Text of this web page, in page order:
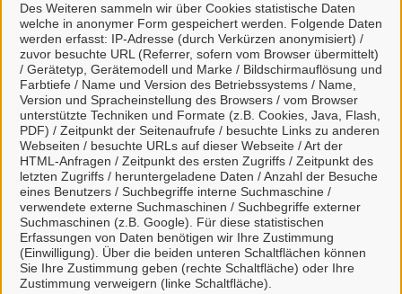
Des Weiteren sammeln wir über Cookies statistische Daten
welche in anonymer Form gespeichert werden. Folgende Daten
werden erfasst: IP-Adresse (durch Verkürzen anonymisiert) /
zuvor besuchte URL (Referrer, sofern vom Browser übermittelt)
/ Gerätetyp, Gerätemodell und Marke / Bildschirmauflösung und
Farbtiefe / Name und Version des Betriebssystems / Name,
Version und Spracheinstellung des Browsers / vom Browser
unterstützte Techniken und Formate (z.B. Cookies, Java, Flash,
PDF) / Zeitpunkt der Seitenaufrufe / besuchte Links zu anderen
Webseiten / besuchte URLs auf dieser Webseite / Art der
HTML-Anfragen / Zeitpunkt des ersten Zugriffs / Zeitpunkt des
letzten Zugriffs / heruntergeladene Daten / Anzahl der Besuche
eines Benutzers / Suchbegriffe interne Suchmaschine /
verwendete externe Suchmaschinen / Suchbegriffe externer
Suchmaschinen (z.B. Google). Für diese statistischen
Erfassungen von Daten benötigen wir Ihre Zustimmung
(Einwilligung). Über die beiden unteren Schaltflächen können
Sie Ihre Zustimmung geben (rechte Schaltfläche) oder Ihre
Zustimmung verweigern (linke Schaltfläche).
4. Kommunikation über unser Portal
Viele Leistungen sind an unseren digitalen Postkorb
angeschlossen. Dort haben Sie einen Überblick
über alle gestellten Anliegen und können mit uns
unkompliziert in Kontakt treten.